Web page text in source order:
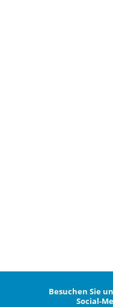
Besuchen Sie
Social-